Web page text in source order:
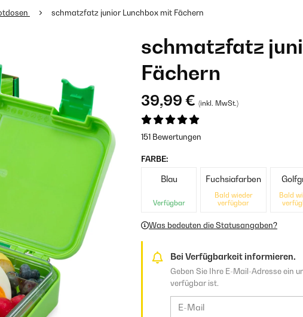
schmatzfatz junior Lunchbox mit Fächern
schmatzfatz
Fächern
39,99 € (inkl. MwSt.)
151 Bewertungen
FARBE:
Blau
Verfügbar
Fuchsiafarben
Bald wieder
verfügbar
Bald
Was bedeuten die Statusangaben?
Bei Verfügbarkeit informieren.
Geben Sie Ihre E-Mail-Adresse ein
verfügbar ist.